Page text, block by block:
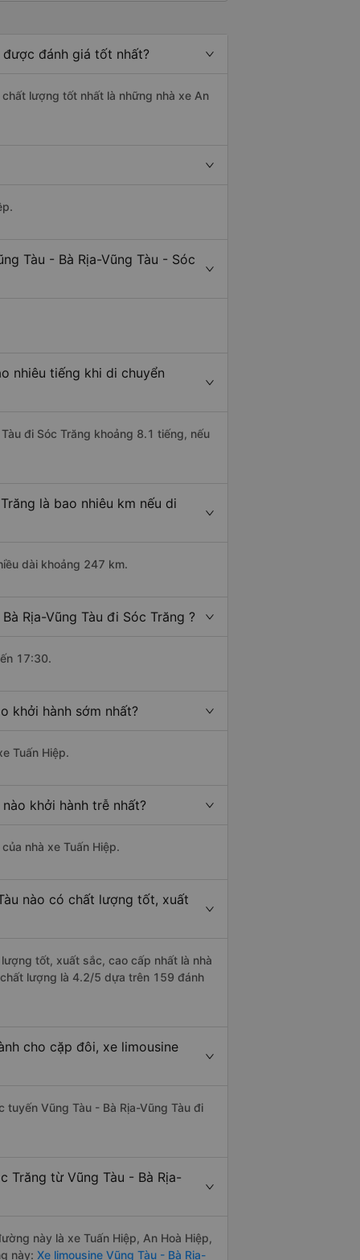
được đánh giá tốt nhất?
lượng tốt nhất là những nhà xe An
Tàu - Bà Rịa-Vũng Tàu - Sóc
nhiêu tiếng khi di chuyển
đi Sóc Trăng khoảng 8.1 tiếng, nếu
là bao nhiêu km nếu di
dài khoảng 247 km.
Rịa-Vũng Tàu đi Sóc Trăng ?
17:30.
khởi hành sớm nhất?
Tuấn Hiệp.
khởi hành trễ nhất?
nhà xe Tuấn Hiệp.
nào có chất lượng tốt, xuất
tốt, xuất sắc, cao cấp nhất là nhà
lượng là 4.2/5 dựa trên 159 đánh
cho cặp đôi, xe limousine
Vũng Tàu - Bà Rịa-Vũng Tàu đi
Trăng từ Vũng Tàu - Bà Rịa-
này là xe Tuấn Hiệp, An Hoà Hiệp,
này: Xe limousine Vũng Tàu - Bà Rịa-